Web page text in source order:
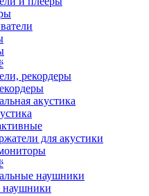
рекордеры
акустика
для акустики
наушники
наушники